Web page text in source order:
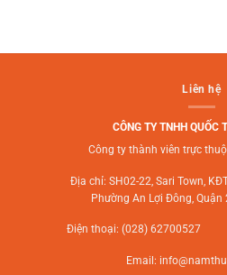
Liên hệ
CÔNG TY TNHH QUỐC
Công ty thành viên trực
Địa chỉ: SH02-22, Sari Town,
Phường An Lợi Đông, Quận
Điện thoại: (028) 62700527
Email: